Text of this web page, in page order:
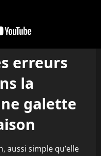
erreurs
la
galette
aussi simple qu’elle